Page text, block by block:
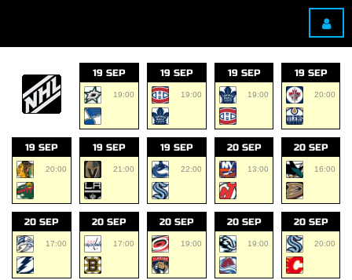
19 SEP
19:00
19 SEP
19:00
19 SEP
19:00
19 SEP
20:00
19 SEP
20:00
19 SEP
21:00
19 SEP
22:00
20 SEP
13:00
20 SEP
16:00
20 SEP
17:00
20 SEP
17:00
20 SEP
19:00
20 SEP
19:00
20 SEP
20:00